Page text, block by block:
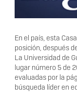
En el país, esta
posición, después
La Universidad de
lugar número 5 de
evaluadas por la
búsqueda líder en